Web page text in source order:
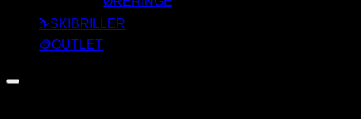
⛷️SKIBRILLER
🪙OUTLET